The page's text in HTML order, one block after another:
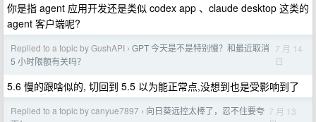
你是指 agent 应用开发还是类似 codex app 、claude desktop 这类的
agent 客户端呢?
Replied to a topic by GushAPI › GPT 今天是不是特别慢？和最近取消
5 小时限额有关吗？
7 月 14
日
5.6 慢的跟啥似的, 切回到 5.5 以为能正常点,没想到也是受影响到了
Replied to a topic by canyue7897 › 向日葵远控太棒了，忍不住要夸 7 月 13